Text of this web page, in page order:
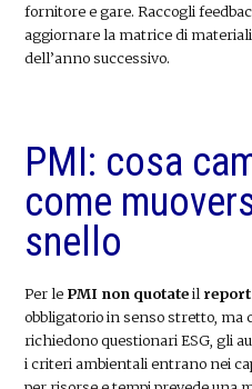
fornitore e gare. Raccogli
aggiornare la matrice di
dell’anno successivo.
PMI: cosa
come
snello
Per le PMI non quotateil
obbligatorio in senso stretto, ma
richiedono questionari ESG, gli
i criteri ambientali entrano nei